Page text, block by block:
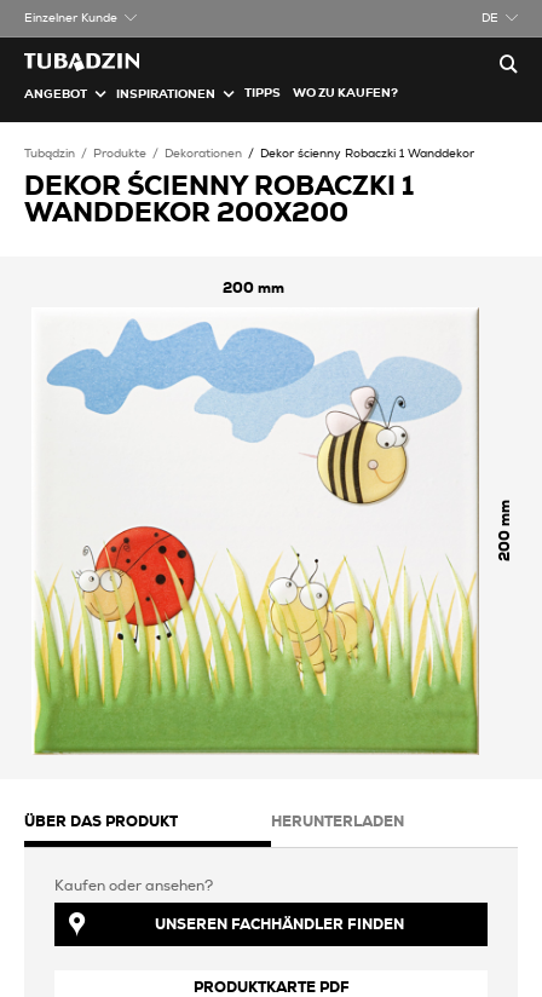
Einzelner Kunde DE
ANGEBOT INSPIRATIONEN TIPPS WO ZU KAUFEN?
Tubądzin Produkte Dekorationen Dekor ścienny Robaczki 1 Wanddekor
DEKOR ŚCIENNY ROBACZKI 1
WANDDEKOR 200X200
200
200
ÜBER DAS PRODUKT HERUNTERLADEN
Kaufen oder ansehen?
UNSEREN FACHHÄNDLER FINDEN
PRODUKTKARTE PDF